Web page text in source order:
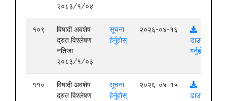
२०८३/१/०४
१०९
विषादी अवशेष
द्रुत विश्लेषण
नतिजा
२०८३/१/०३
सूचना
हेर्नुहोस्
२०२६-०४-१६
डाउनलोड
गर्नुहोस्
११०
विषादी अवशेष
द्रुत विश्लेषण
सूचना
हेर्नुहोस्
२०२६-०४-१५
डाउनलोड